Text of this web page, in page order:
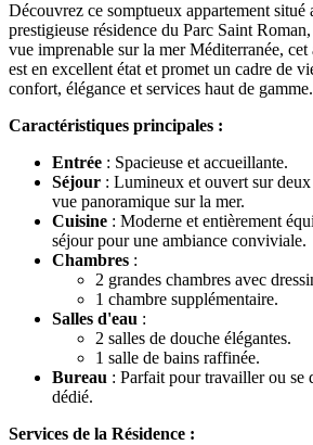
Découvrez ce somptueux appartement situé
prestigieuse résidence du Parc Saint
vue imprenable sur la mer Méditerranée, cet
est en excellent état et promet un cadre de
confort, élégance et services haut de gamme.
Caractéristiques principales :
Entrée : Spacieuse et accueillante.
Séjour : Lumineux et ouvert sur
vue panoramique sur la mer.
Cuisine : Moderne et entièrement
séjour pour une ambiance conviviale.
Chambres :
2 grandes chambres avec
1 chambre supplémentaire.
Salles d'eau :
2 salles de douche élégantes.
1 salle de bains raffinée.
Bureau : Parfait pour travailler ou se
dédié.
Services de la Résidence :